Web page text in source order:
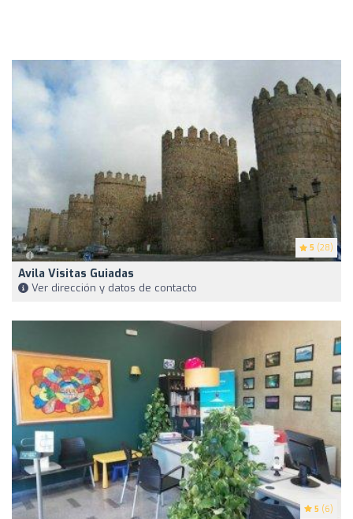
5 (28)
Avila Visitas Guiadas
Ver dirección y datos de contacto
5 (6)